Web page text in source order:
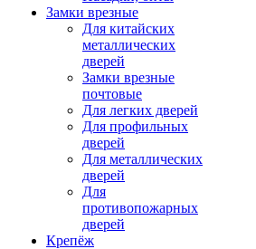
Замки врезные
Для китайских
металлических
дверей
Замки врезные
почтовые
Для легких дверей
Для профильных
дверей
Для металлических
дверей
Для
противопожарных
дверей
Крепёж